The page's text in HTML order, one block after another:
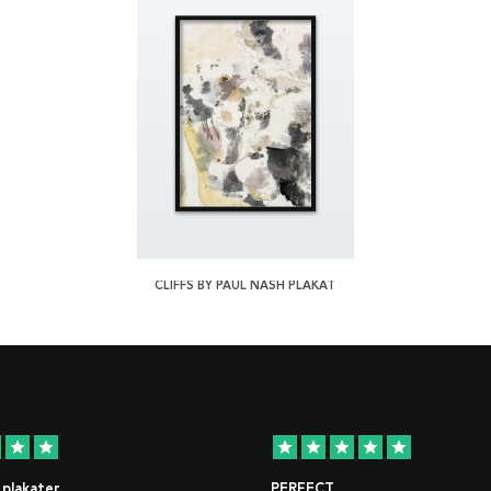
CLIFFS BY PAUL NASH PLAKAT
star star star star star star star